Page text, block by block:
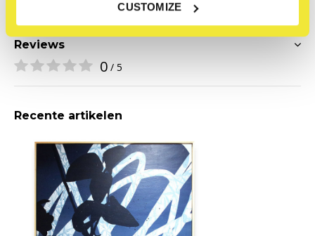
CUSTOMIZE
Reviews
0 / 5
Recente artikelen